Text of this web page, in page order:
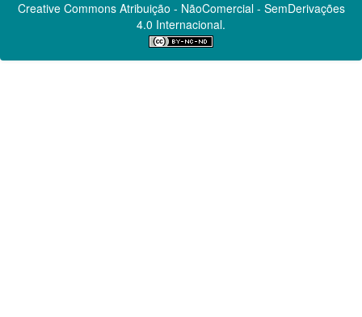
Creative CommonsAtribuição - NãoComercial - SemDerivações
4.0 Internacional.